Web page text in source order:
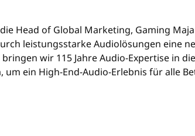
Head of Global Marketing, Gaming
leistungsstarke Audiolösungen eine
wir 115 Jahre Audio-Expertise in
ein High-End-Audio-Erlebnis für alle